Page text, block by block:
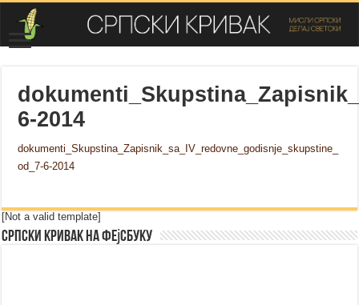
6-2014
dokumenti_Skupstina_Zapisnik_sa_IV_redovne_godisnje_skupstine_
od_7-6-2014
[Not a valid template]
Српски Кривак на Фејсбуку